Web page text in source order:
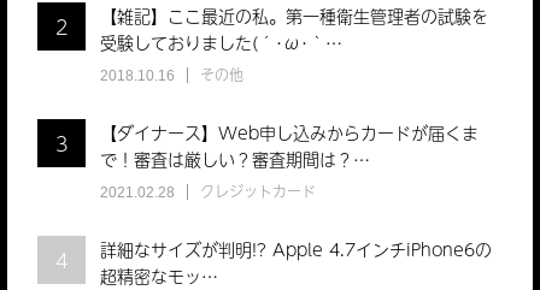
2
【雑記】ここ最近の私。第一種衛生管理者の試験を
受験しておりました(´･ω･｀…
2018.10.16 その他
3
【ダイナース】Web申し込みからカードが届くま
で！審査は厳しい？審査期間は？…
2021.02.28 クレジットカード
4
詳細なサイズが判明!? Apple 4.7インチiPhone6の
超精密なモッ…